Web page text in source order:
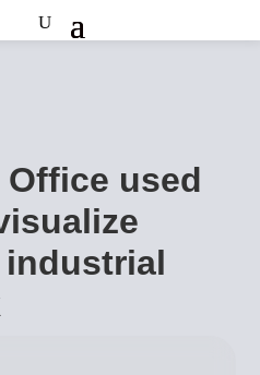
used